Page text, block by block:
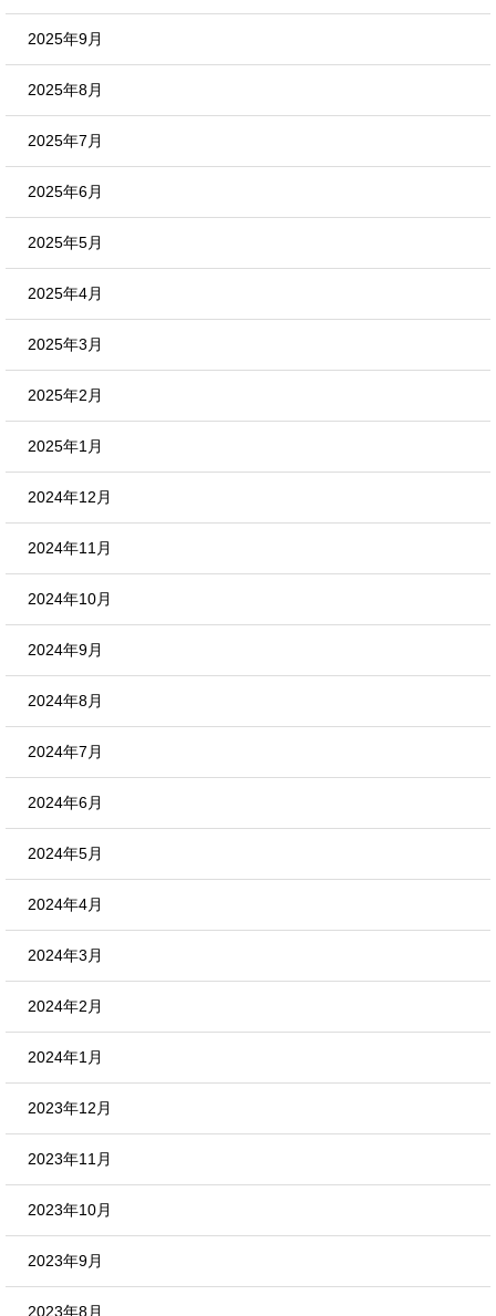
2025年9月
2025年8月
2025年7月
2025年6月
2025年5月
2025年4月
2025年3月
2025年2月
2025年1月
2024年12月
2024年11月
2024年10月
2024年9月
2024年8月
2024年7月
2024年6月
2024年5月
2024年4月
2024年3月
2024年2月
2024年1月
2023年12月
2023年11月
2023年10月
2023年9月
2023年8月